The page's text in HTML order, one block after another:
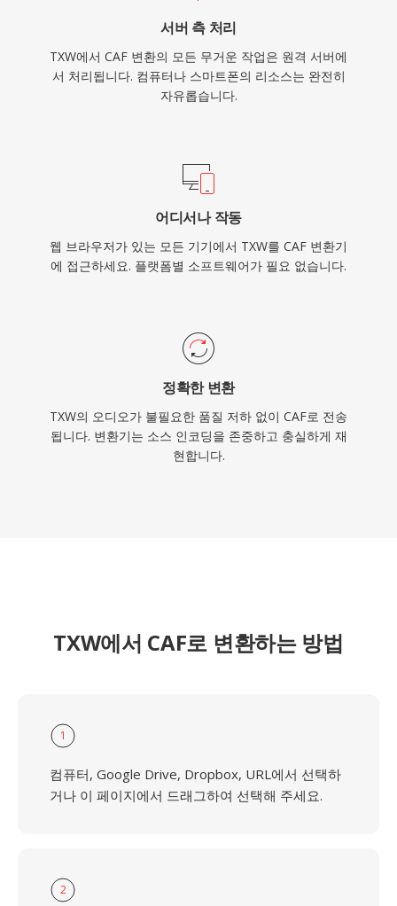
서버 측 처리
TXW에서 CAF 변환의 모든 무거운 작업은 원격 서버에
서 처리됩니다. 컴퓨터나 스마트폰의 리소스는 완전히
자유롭습니다.
어디서나 작동
웹 브라우저가 있는 모든 기기에서 TXW를 CAF 변환기
에 접근하세요. 플랫폼별 소프트웨어가 필요 없습니다.
정확한 변환
TXW의 오디오가 불필요한 품질 저하 없이 CAF로 전송
됩니다. 변환기는 소스 인코딩을 존중하고 충실하게 재
현합니다.
TXW에서 CAF로 변환하는 방법
1
컴퓨터, Google Drive, Dropbox, URL에서 선택하
거나 이 페이지에서 드래그하여 선택해 주세요.
2